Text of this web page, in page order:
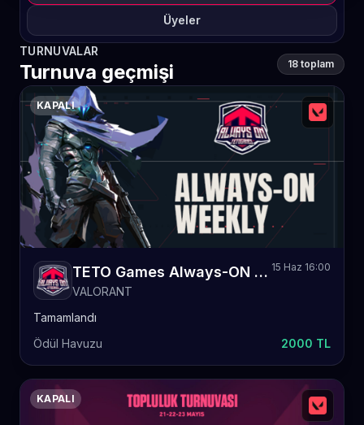
Üyeler
TURNUVALAR
Turnuva geçmişi 18 toplam
KAPALI
TETO Games Always-ON Valorant Weekly 74
VALORANT
15 Haz 16:00
Tamamlandı
Ödül Havuzu
2000 TL
KAPALI